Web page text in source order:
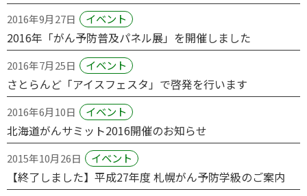
2016年9月27日 イベント
2016年「がん予防普及パネル展」を開催しました
2016年7月25日 イベント
さとらんど「アイスフェスタ」で啓発を行います
2016年6月10日 イベント
北海道がんサミット2016開催のお知らせ
2015年10月26日 イベント
【終了しました】平成27年度 札幌がん予防学級のご案内